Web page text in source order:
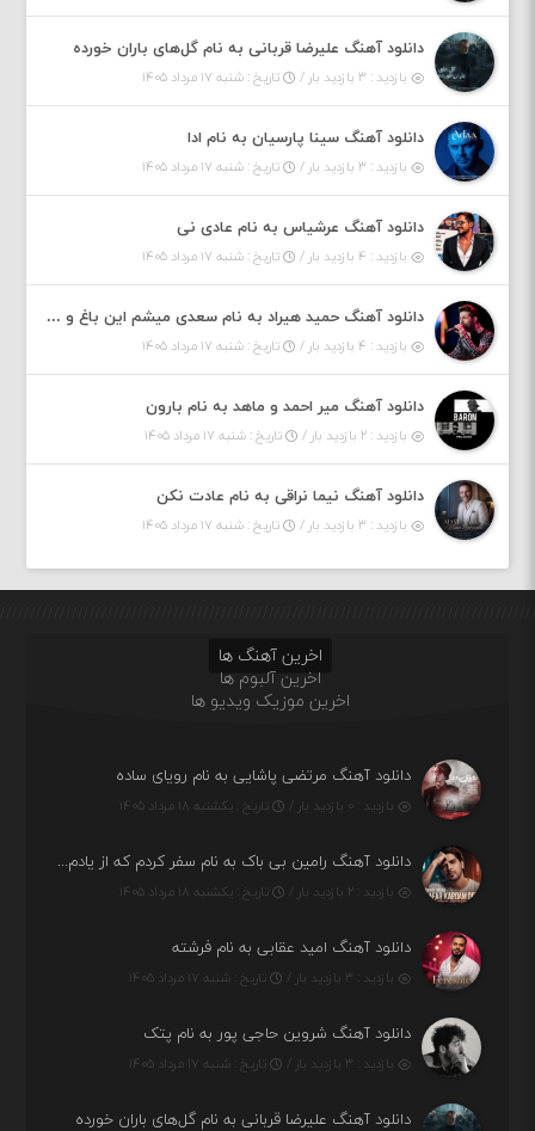
دانلود آهنگ علیرضا قربانی به نام گل‌های باران خورده
بازدید : ۳ بازدید بار / تاریخ : شنبه ۱۷ مرداد ۱۴۰۵
دانلود آهنگ سینا پارسیان به نام ادا
بازدید : ۳ بازدید بار / تاریخ : شنبه ۱۷ مرداد ۱۴۰۵
دانلود آهنگ عرشیاس به نام عادی نی
بازدید : ۴ بازدید بار / تاریخ : شنبه ۱۷ مرداد ۱۴۰۵
دانلود آهنگ حمید هیراد به نام سعدی میشم این باغ و گلستون کنی واسم خیام زمانه ام به تو پرت حواسم
بازدید : ۴ بازدید بار / تاریخ : شنبه ۱۷ مرداد ۱۴۰۵
دانلود آهنگ میر احمد و ماهد به نام بارون
بازدید : ۲ بازدید بار / تاریخ : شنبه ۱۷ مرداد ۱۴۰۵
دانلود آهنگ نیما نراقی به نام عادت نکن
بازدید : ۳ بازدید بار / تاریخ : شنبه ۱۷ مرداد ۱۴۰۵
اخرین آهنگ ها
اخرین آلبوم ها
اخرین موزیک ویدیو ها
دانلود آهنگ مرتضی پاشایی به نام رویای ساده
بازدید : ۰ بازدید بار / تاریخ : یکشنبه ۱۸ مرداد ۱۴۰۵
دانلود آهنگ رامین بی باک به نام سفر کردم که از یادم بری دیدم نمیشه
بازدید : ۲ بازدید بار / تاریخ : یکشنبه ۱۸ مرداد ۱۴۰۵
دانلود آهنگ امید عقابی به نام فرشته
بازدید : ۳ بازدید بار / تاریخ : شنبه ۱۷ مرداد ۱۴۰۵
دانلود آهنگ شروین حاجی پور به نام پتک
بازدید : ۳ بازدید بار / تاریخ : شنبه ۱۷ مرداد ۱۴۰۵
دانلود آهنگ علیرضا قربانی به نام گل‌های باران خورده